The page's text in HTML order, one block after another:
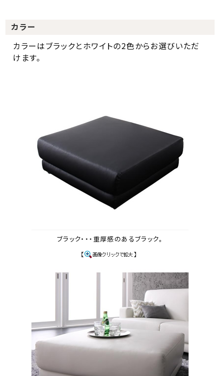
カラー
カラーはブラックとホワイトの2色からお選びいただ
けます。
ブラック・・・重厚感のあるブラック。